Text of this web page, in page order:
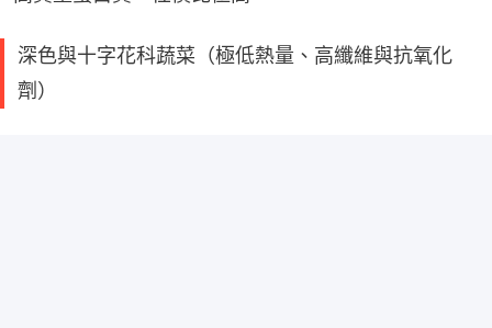
深色與十字花科蔬菜（極低熱量、高纖維與抗氧化
劑）